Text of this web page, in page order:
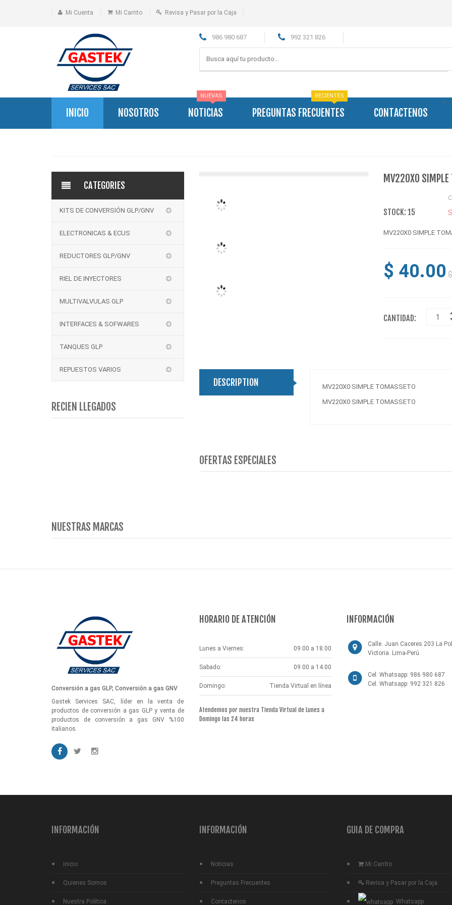
Mi Cuenta Mi Carrito Revisa y Pasar por la Caja
986 980 687 992 321 826
INICIO NOSOTROS
>
NOTICIAS
NUEVAS
PREGUNTAS FRECUENTES
RECIENTES
CONTACTENOS
CATEGORIES
KITS DE CONVERSIÓN GLP/GNV
ELECTRONICAS & ECUS
REDUCTORES GLP/GNV
RIEL DE INYECTORES
MULTIVALVULAS GLP
INTERFACES & SOFWARES
TANQUES GLP
REPUESTOS VARIOS
RECIEN LLEGADOS
MV220X0 SIMPLE
STOCK: 15
MV220X0 SIMPLE
$ 40.00
CANTIDAD:
DESCRIPTION
MV220X0 SIMPLE TOMASSETO
MV220X0 SIMPLE TOMASSETO
OFERTAS ESPECIALES
NUESTRAS MARCAS
Conversión a gas GLP, Conversión a gas GNV
Gastek Services SAC, líder en la venta de
productos de conversión a gas GLP y venta de
productos de conversión a gas GNV %100
italianos.
HORARIO DE ATENCIÓN
Lunes a Viernes: 09.00 a 18.00
Sabado: 09.00 a 14.00
Domingo: Tienda Virtual en línea
Atendemos por nuestra Tienda Virtual de Lunes a
Domingo las 24 horas
INFORMACIÓN
Calle. Juan Caceres 203 La
Victoria. Lima-Perú
Cel. Whatsapp: 986 980 687
Cel. Whatsapp: 992 321 826
INFORMACIÓN
inicio
Quienes Somos
Nuestra Politica
INFORMACIÓN
Noticias
Preguntas Frecuentes
Contactenos
GUIA DE COMPRA
Mi Carrito
Revisa y Pasar por la Caja
Whatsapp